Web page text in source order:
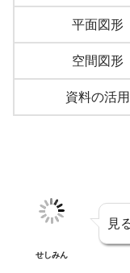
平面図形
空間図形
資料の活用
せしみん
見